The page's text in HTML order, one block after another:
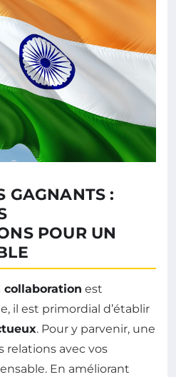
GAGNANTS :
POUR UN
collaboration est
il est primordial d’établir
. Pour y parvenir, une
relations avec vos
En améliorant